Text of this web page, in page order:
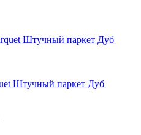
Штучный паркет Дуб